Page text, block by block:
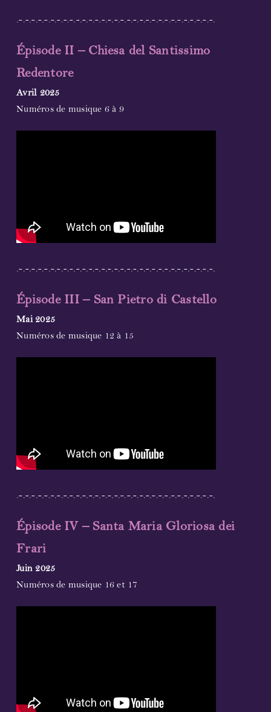
.-.-.-.-.-.-.-.-.-.-.-.-.-.-.-.-.-.-.-.-.-.-.-.-.-.-.-.-.-.-.-.
Épisode II – Chiesa del Santissimo
Redentore
Avril 2025
Numéros de musique 6 à 9
.-.-.-.-.-.-.-.-.-.-.-.-.-.-.-.-.-.-.-.-.-.-.-.-.-.-.-.-.-.-.-.
Épisode III – San Pietro di Castello
Mai 2025
Numéros de musique 12 à 15
.-.-.-.-.-.-.-.-.-.-.-.-.-.-.-.-.-.-.-.-.-.-.-.-.-.-.-.-.-.-.-.
Épisode IV – Santa Maria Gloriosa dei
Frari
Juin 2025
Numéros de musique 16 et 17